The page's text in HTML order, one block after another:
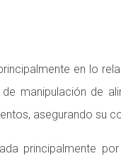
en lo
manipulación de
asegurando su
principalmente